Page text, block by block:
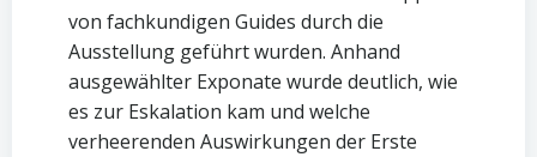
von fachkundigen Guides durch die
Ausstellung geführt wurden. Anhand
ausgewählter Exponate wurde deutlich, wie
es zur Eskalation kam und welche
verheerenden Auswirkungen der Erste